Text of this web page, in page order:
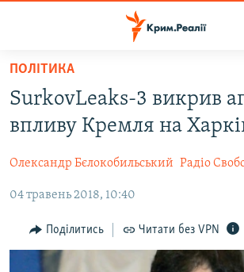
Перейти
основного
матеріалу
до
навігації
Перейти
НОВИНИ
ВІДЕО ТА ФОТО
ПОЛІТИКА
БЛОГИ
ПОГЛЯД
ІНТЕРВ'Ю
ПОЛІТИКА
SurkovLeaks-3 викрив
впливу Кремля на
Олександр Бєлокобильський Радіо
04 травень 2018, 10:40
Поділитись Читати без VPN